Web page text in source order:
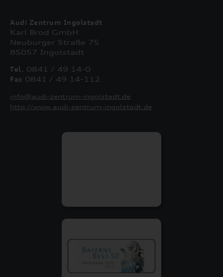
Audi Zentrum Ingolstadt
Karl Brod GmbH
Neuburger Straße 75
85057 Ingolstadt
Tel. 0841 / 49 14-0
Fax 0841 / 49 14-112
info@audi-zentrum-ingolstadt.de
http://www.audi-zentrum-ingolstadt.de